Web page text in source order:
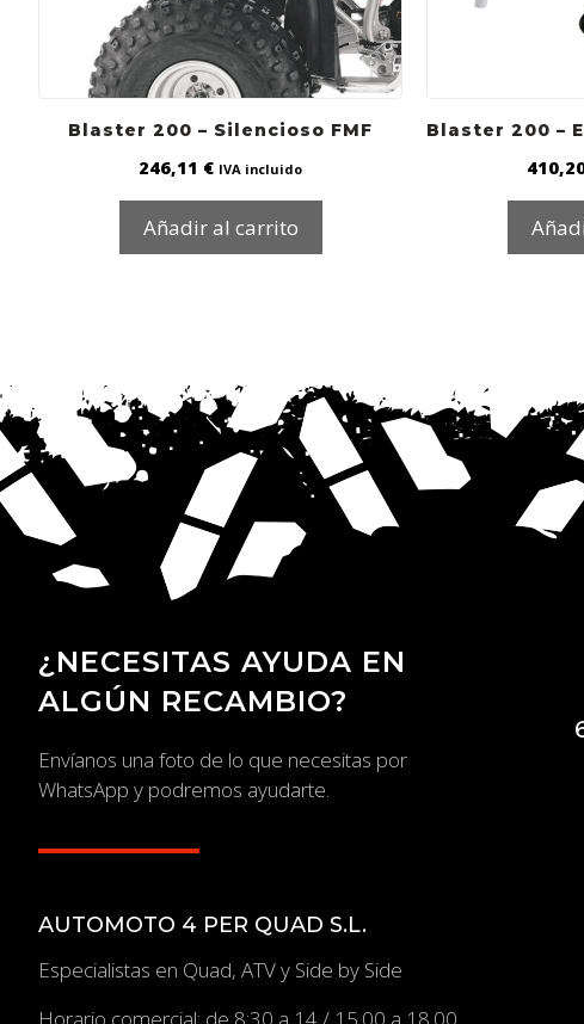
Blaster 200 – Silencioso FMF
246,11 € IVA incluido
Añadir al carrito
Blaster 200 –
¿NECESITAS AYUDA EN
ALGÚN RECAMBIO?
Envíanos una foto de lo que necesitas por
WhatsApp y podremos ayudarte.
AUTOMOTO 4 PER QUAD S.L.
Especialistas en Quad, ATV y Side by Side
Horario comercial: de 8:30 a 14 / 15.00 a 18.00.